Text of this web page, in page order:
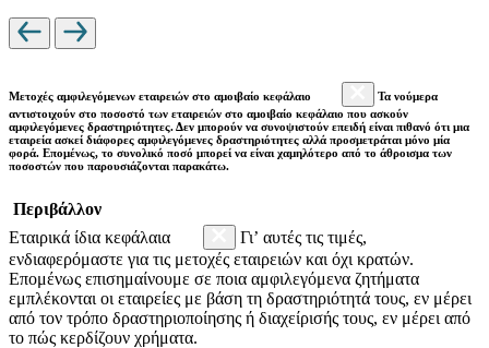
Μετοχές αμφιλεγόμενων εταιρειών στο αμοιβαίο κεφάλαιο
Τα νούμερα
αντιστοιχούν στο ποσοστό των εταιρειών στο αμοιβαίο κεφάλαιο που ασκούν
αμφιλεγόμενες δραστηριότητες. Δεν μπορούν να συνοψιστούν επειδή είναι πιθανό ότι μια
εταιρεία ασκεί διάφορες αμφιλεγόμενες δραστηριότητες αλλά προσμετράται μόνο μία
φορά. Επομένως, το συνολικό ποσό μπορεί να είναι χαμηλότερο από το άθροισμα των
ποσοστών που παρουσιάζονται παρακάτω.
Περιβάλλον
Εταιρικά ίδια κεφάλαια
Γι’ αυτές τις τιμές,
ενδιαφερόμαστε για τις μετοχές εταιρειών και όχι κρατών.
Επομένως επισημαίνουμε σε ποια αμφιλεγόμενα ζητήματα
εμπλέκονται οι εταιρείες με βάση τη δραστηριότητά τους, εν μέρει
από τον τρόπο δραστηριοποίησης ή διαχείρισής τους, εν μέρει από
το πώς κερδίζουν χρήματα.